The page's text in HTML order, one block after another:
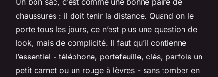
chaussures : il doit tenir la distance. Quand on le
porte tous les jours, ce n’est plus une question de
look, mais de complicité. Il faut qu’il contienne
l’essentiel - téléphone, portefeuille, clés, parfois un
petit carnet ou un rouge à lèvres - sans tomber en